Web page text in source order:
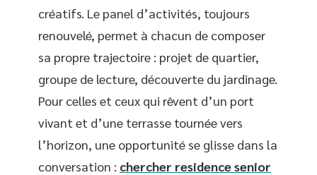
créatifs. Le panel d’activités, toujours
renouvelé, permet à chacun de composer
sa propre trajectoire : projet de quartier,
groupe de lecture, découverte du jardinage.
Pour celles et ceux qui rêvent d’un port
vivant et d’une terrasse tournée vers
l’horizon, une opportunité se glisse dans la
conversation : chercher residence senior